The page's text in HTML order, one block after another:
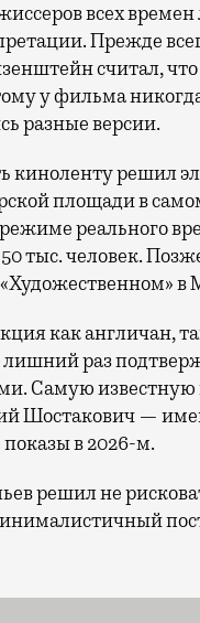
всех
Прежде
считал,
у фильма
разные версии.
киноленту решил
площади в
реального
тыс. человек.
в
как англичан,
раз
Самую известную
Шостакович —
в 2026-м.
решил не